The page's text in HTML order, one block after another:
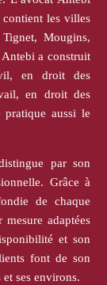
contient les villes
Mougins,
Antebi a construit
en droit des
en droit des
aussi le
par son
Grâce à
de chaque
adaptées
et son
font de son
ses environs.